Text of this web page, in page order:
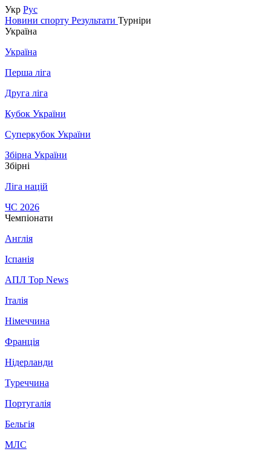
Укр Рус
Новини спорту Результати Турніри
Україна
Україна
Перша ліга
Друга ліга
Кубок України
Суперкубок України
Збірна України
Збірні
Ліга націй
ЧС 2026
Чемпіонати
Англія
Іспанія
АПЛ Top News
Італія
Німеччина
Франція
Нідерланди
Туреччина
Португалія
Бельгія
МЛС